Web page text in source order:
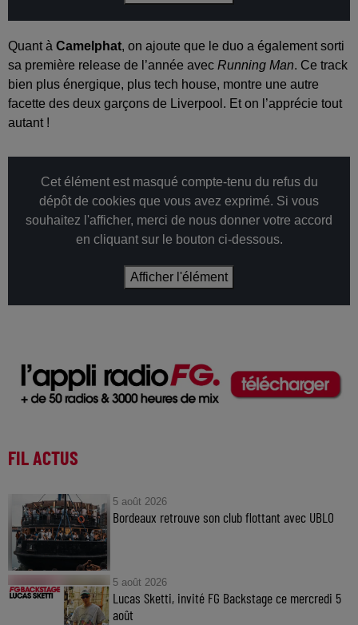
Quant à Camelphat, on ajoute que le duo a également sorti
sa première release de l’année avec Running Man. Ce track
bien plus énergique, plus tech house, montre une autre
facette des deux garçons de Liverpool. Et on l’apprécie tout
autant !
Cet élément est masqué compte-tenu du refus du
dépôt de cookies que vous avez exprimé. Si vous
souhaitez l'afficher, merci de nous donner votre accord
en cliquant sur le bouton ci-dessous.
Afficher l'élément
FIL ACTUS
5 août 2026
Bordeaux retrouve son club flottant avec UBLO
5 août 2026
Lucas Sketti, invité FG Backstage ce mercredi 5
août